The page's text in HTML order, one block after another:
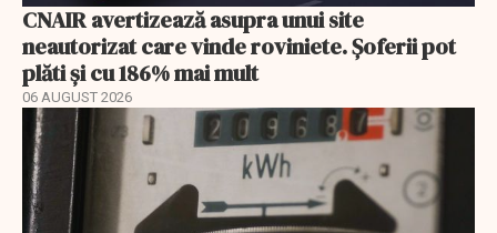
CNAIR avertizează asupra unui site
neautorizat care vinde roviniete. Șoferii pot
plăti și cu 186% mai mult
06 AUGUST 2026